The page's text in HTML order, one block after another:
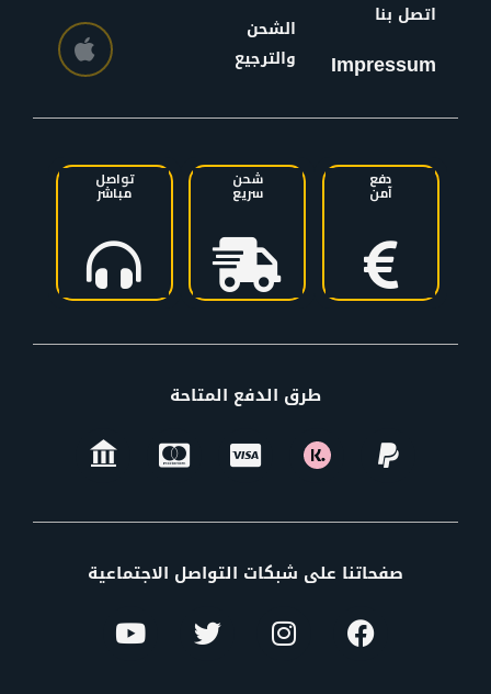
اتصل بنا
Impressum
الشحن
والترجيع
دفع
آمن
شحن
سريع
تواصل
مباشر
طرق الدفع المتاحة
صفحاتنا على شبكات التواصل الاجتماعية